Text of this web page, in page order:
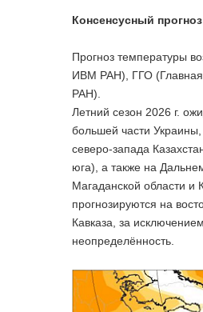
Консенсусный
Прогноз температуры
ИВМ РАН), ГГО (Главная
РАН).
Летний сезон 2026 г.
большей части
северо-запада
юга), а также на
Магаданской области и
прогнозируются на
Кавказа, за
неопределённость.